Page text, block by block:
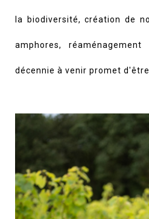
la biodiversité, création de
amphores,
décennie à venir promet